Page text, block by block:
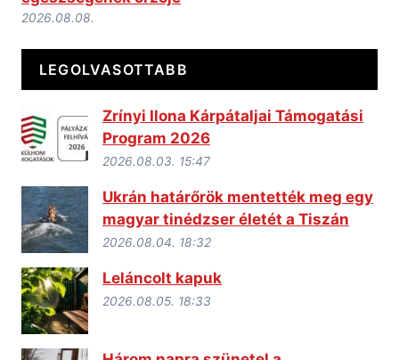
2026.08.08.
LEGOLVASOTTABB
Zrínyi Ilona Kárpátaljai Támogatási
Program 2026
2026.08.03. 15:47
Ukrán határőrök mentették meg egy
magyar tinédzser életét a Tiszán
2026.08.04. 18:32
Leláncolt kapuk
2026.08.05. 18:33